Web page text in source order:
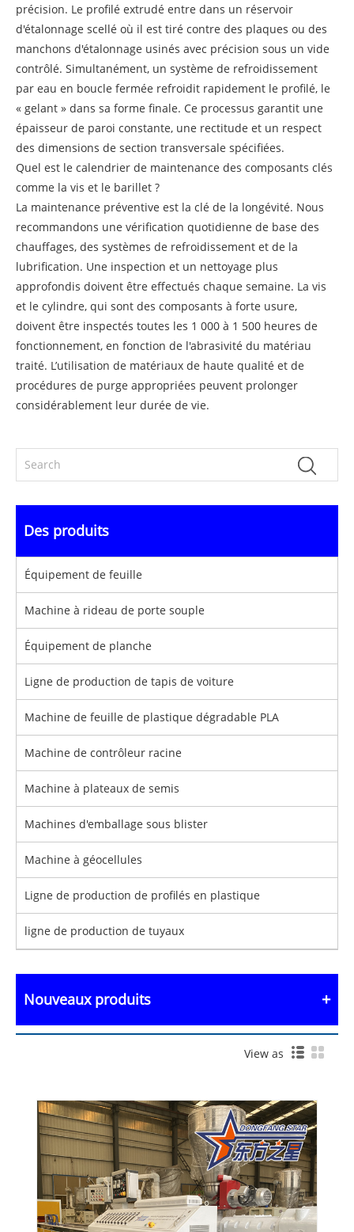
précision. Le profilé extrudé entre dans un réservoir
d'étalonnage scellé où il est tiré contre des plaques ou des
manchons d'étalonnage usinés avec précision sous un vide
contrôlé. Simultanément, un système de refroidissement
par eau en boucle fermée refroidit rapidement le profilé, le
« gelant » dans sa forme finale. Ce processus garantit une
épaisseur de paroi constante, une rectitude et un respect
des dimensions de section transversale spécifiées.
Quel est le calendrier de maintenance des composants clés
comme la vis et le barillet ?
La maintenance préventive est la clé de la longévité. Nous
recommandons une vérification quotidienne de base des
chauffages, des systèmes de refroidissement et de la
lubrification. Une inspection et un nettoyage plus
approfondis doivent être effectués chaque semaine. La vis
et le cylindre, qui sont des composants à forte usure,
doivent être inspectés toutes les 1 000 à 1 500 heures de
fonctionnement, en fonction de l'abrasivité du matériau
traité. L’utilisation de matériaux de haute qualité et de
procédures de purge appropriées peuvent prolonger
considérablement leur durée de vie.
Des produits
Équipement de feuille
Machine à rideau de porte souple
Équipement de planche
Ligne de production de tapis de voiture
Machine de feuille de plastique dégradable PLA
Machine de contrôleur racine
Machine à plateaux de semis
Machines d'emballage sous blister
Machine à géocellules
Ligne de production de profilés en plastique
ligne de production de tuyaux
Nouveaux produits
View as